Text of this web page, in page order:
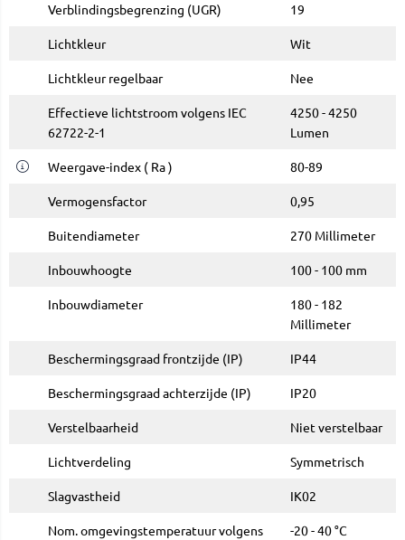
Verblindingsbegrenzing (UGR) 19
Lichtkleur Wit
Lichtkleur regelbaar Nee
Effectieve lichtstroom volgens IEC
62722-2-1
4250 - 4250
Lumen
Weergave-index ( Ra ) 80-89
Vermogensfactor 0,95
Buitendiameter 270 Millimeter
Inbouwhoogte 100 - 100 mm
Inbouwdiameter
180 - 182
Millimeter
Beschermingsgraad frontzijde (IP) IP44
Beschermingsgraad achterzijde (IP) IP20
Verstelbaarheid Niet verstelbaar
Lichtverdeling Symmetrisch
Slagvastheid IK02
Nom. omgevingstemperatuur volgens
-20 - 40 °C